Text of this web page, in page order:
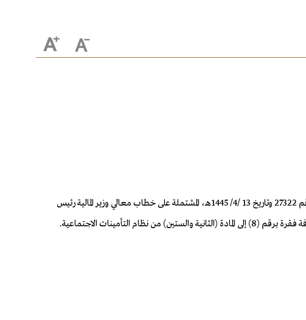
بعد الاطلاع في جلسته المنعقدة برئاسة خادم الحرمين الشريفين الملك سلمان بن عبدالعزيز آل سعود، على المعاملة الواردة من الديوان الملكي برقم 27322 وتاريخ 13 /4/ 1445هـ، المشتملة على خطاب معالي وزير المالية رئيس